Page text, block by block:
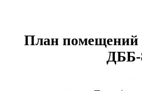
План помещений
ДББ-